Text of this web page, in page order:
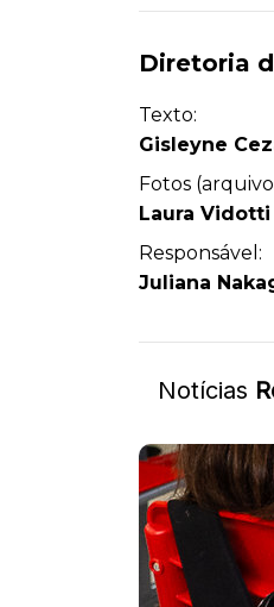
Diretoria
Texto:
Gisleyne
Fotos
Laura Vidotti
Responsável:
Juliana
Notícias